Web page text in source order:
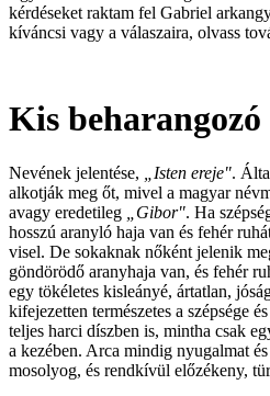
kérdéseket raktam fel Gabriel
kíváncsi vagy a válaszaira, olvass
Kis beharangozó
Nevének jelentése, „Isten ereje".
alkotják meg őt, mivel a magyar
avagy eredetileg
„Gibor". Ha
hosszú aranyló haja van és fehér
visel. De sokaknak nőként jelenik
göndörödő aranyhaja van, és fehér
egy tökéletes kisleányé, ártatlan,
kifejezetten természetes a szépsége
teljes harci díszben is, mintha csak
a kezében. Arca mindig nyugalmat
mosolyog, és rendkívül előzékeny,